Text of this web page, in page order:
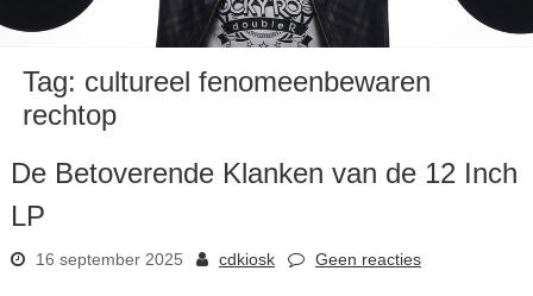
Tag: cultureel fenomeenbewaren
rechtop
De Betoverende Klanken van de 12 Inch
LP
16 september 2025 cdkiosk Geen reacties